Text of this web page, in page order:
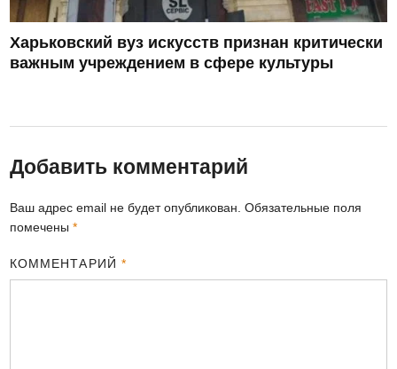
Харьковский вуз искусств признан критически
важным учреждением в сфере культуры
Добавить комментарий
Ваш адрес email не будет опубликован. Обязательные поля
помечены*
КОММЕНТАРИЙ *